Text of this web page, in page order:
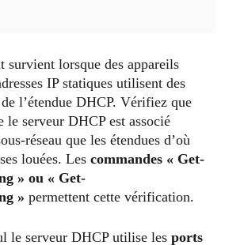
survient lorsque des appareils
IP statiques utilisent des
l’étendue DHCP. Vérifiez que
le serveur DHCP est associé
réseau que les étendues d’où
louées. Les commandes « Get-
» ou « Get-
» permettent cette vérification.
le serveur DHCP utilise les ports